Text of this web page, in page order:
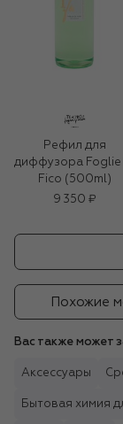
Рефил для
диффузора Foglie
Fico (500ml)
9 350 ₽
Похожие
Вас также может
Аксессуары
Бытовая химия